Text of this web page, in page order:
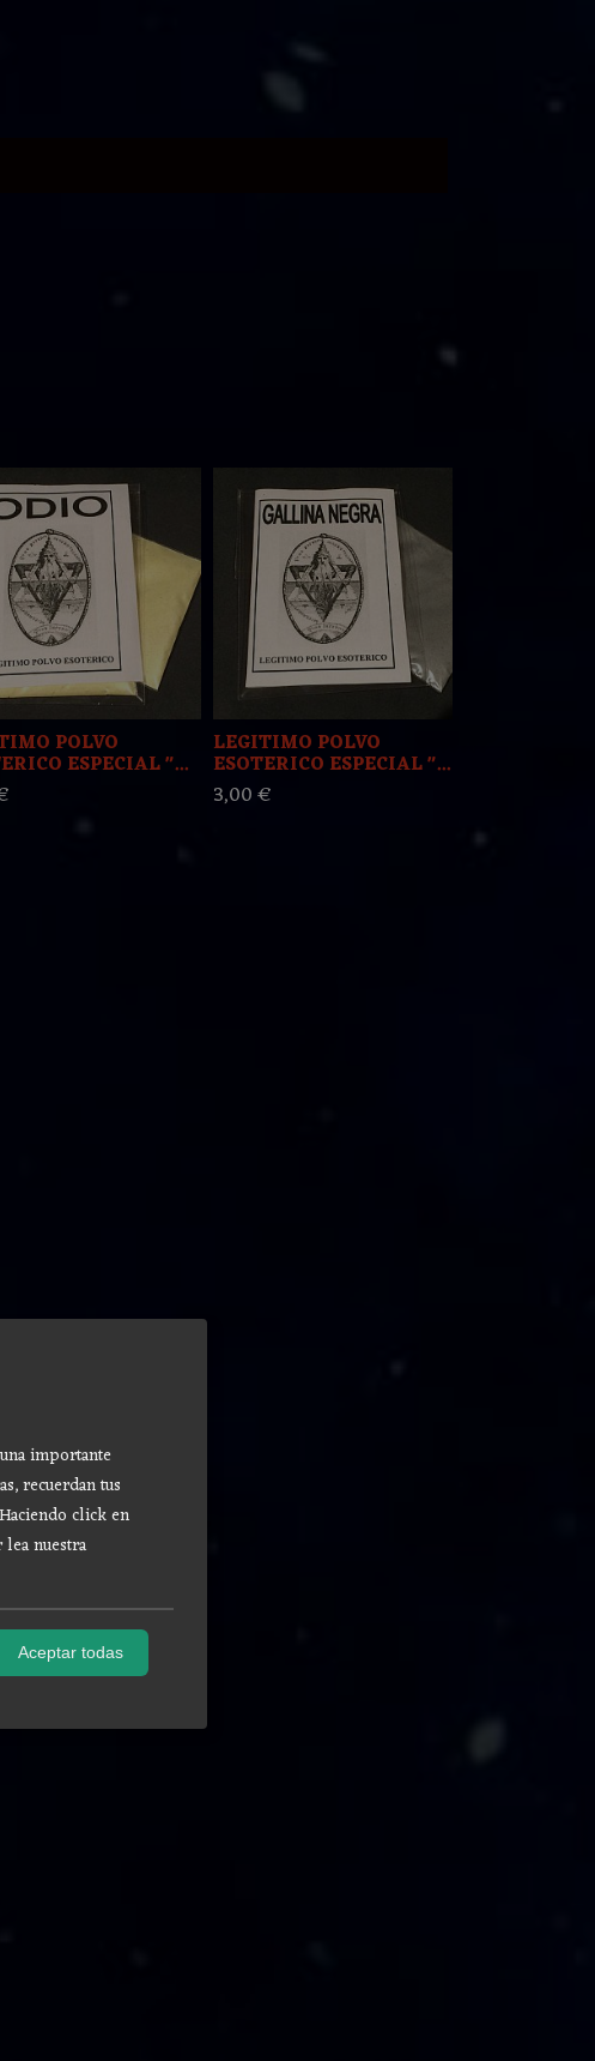
POLVO
ESPECIAL "...
LEGITIMO POLVO
ESOTERICO ESPECIAL "...
3,00 €
importante
recuerdan tus
click en
lea nuestra
Aceptar todas